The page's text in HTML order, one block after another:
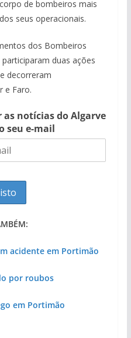
de bombeiros mais
seus operacionais.
dos Bombeiros
duas ações
decorreram
e Faro.
as notícias do Algarve
seu e-mail
acidente em Portimão
por roubos
em Portimão
de praias e põem
Nova rota
de 108
de dois
emblemáticas do
algarvia que cresceu